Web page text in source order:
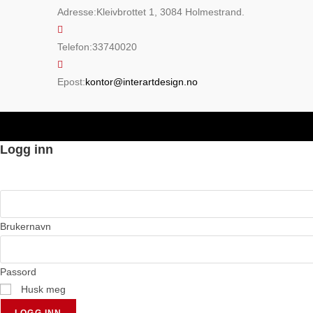
Adresse:Kleivbrottet 1, 3084 Holmestrand.
Telefon:33740020
Epost:kontor@interartdesign.noOpens
Logg inn
Brukernavn
Passord
Husk meg